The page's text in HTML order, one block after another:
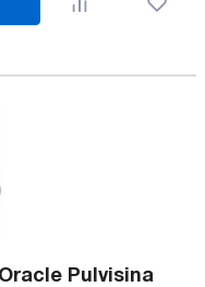
Pulvisina